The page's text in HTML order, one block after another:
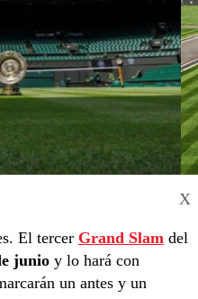
X
El tercer Grand Slam del
junio y lo hará con
un antes y un